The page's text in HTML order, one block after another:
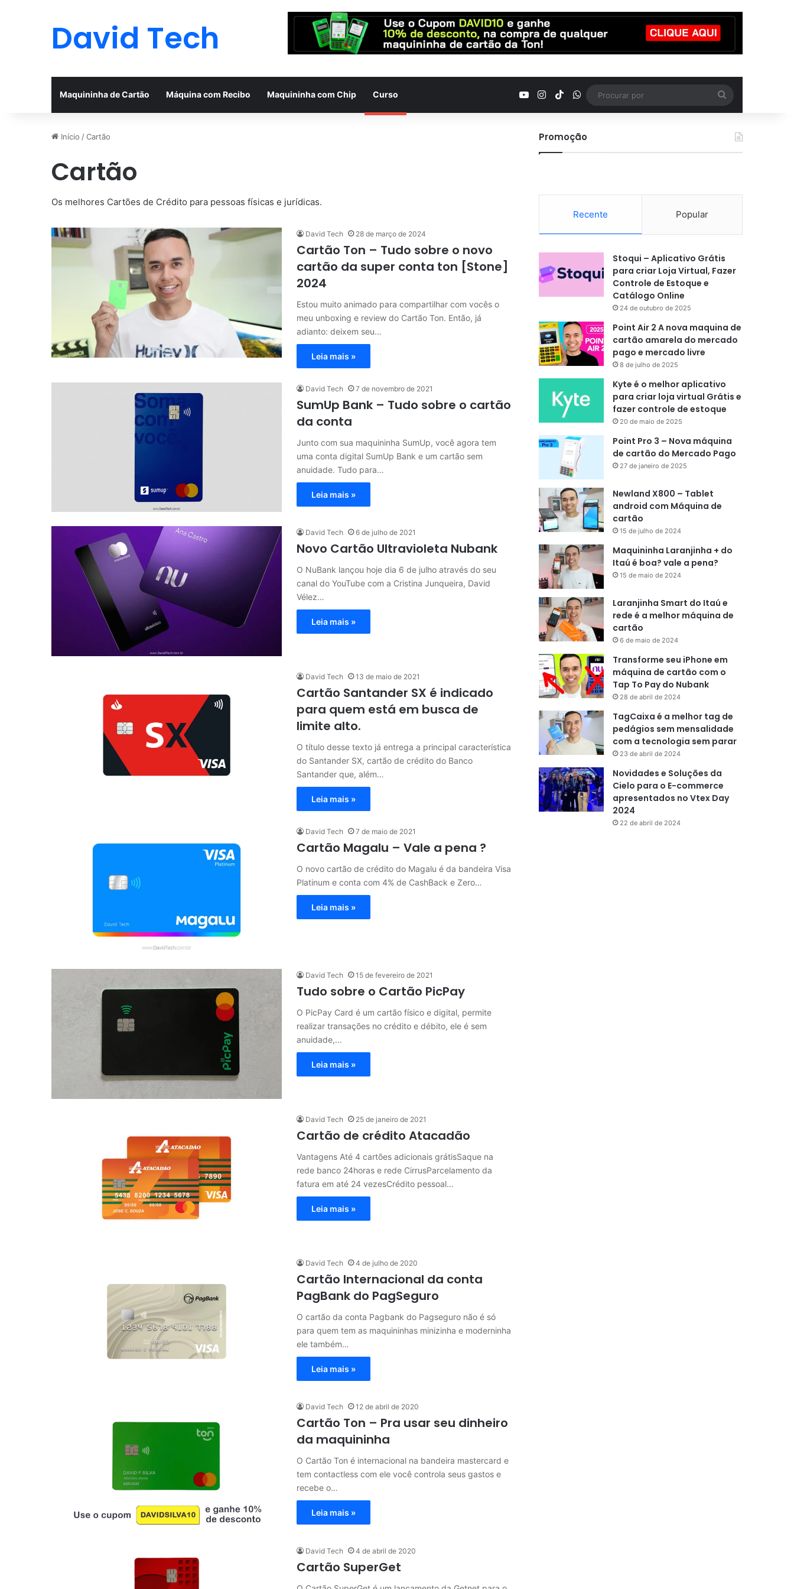
David Tech
Maquininha de Cartão Máquina com Recibo Maquininha com Chip Curso YouTubeInstagram
TikTokWhatsApp
por
Início /Cartão
Cartão
Os melhores Cartões de Crédito para pessoas físicas e jurídicas.
David Tech 28 de março de 2024
Cartão Ton – Tudo sobre o novo
cartão da super conta ton [Stone]
2024
Estou muito animado para compartilhar com vocês o
meu unboxing e review do Cartão Ton. Então, já
adianto: deixem seu…
Leia mais »
David Tech 7 de novembro de 2021
SumUp Bank – Tudo sobre o cartão
da conta
Junto com sua maquininha SumUp, você agora tem
uma conta digital SumUp Bank e um cartão sem
anuidade. Tudo para…
Leia mais »
David Tech 6 de julho de 2021
Novo Cartão Ultravioleta Nubank
O NuBank lançou hoje dia 6 de julho através do seu
canal do YouTube com a Cristina Junqueira, David
Vélez…
Leia mais »
David Tech 13 de maio de 2021
Cartão Santander SX é indicado
para quem está em busca de
limite alto.
O título desse texto já entrega a principal característica
do Santander SX, cartão de crédito do Banco
Santander que, além…
Leia mais »
David Tech 7 de maio de 2021
Cartão Magalu – Vale a pena ?
O novo cartão de crédito do Magalu é da bandeira Visa
Platinum e conta com 4% de CashBack e Zero…
Leia mais »
David Tech 15 de fevereiro de 2021
Tudo sobre o Cartão PicPay
O PicPay Card é um cartão físico e digital, permite
realizar transações no crédito e débito, ele é sem
anuidade,…
Leia mais »
David Tech 25 de janeiro de 2021
Cartão de crédito Atacadão
Vantagens Até 4 cartões adicionais grátisSaque na
rede banco 24horas e rede CirrusParcelamento da
fatura em até 24 vezesCrédito pessoal…
Leia mais »
David Tech 4 de julho de 2020
Cartão Internacional da conta
PagBank do PagSeguro
O cartão da conta Pagbank do Pagseguro não é só
para quem tem as maquininhas minizinha e moderninha
ele também…
Leia mais »
David Tech 12 de abril de 2020
Cartão Ton – Pra usar seu dinheiro
da maquininha
O Cartão Ton é internacional na bandeira mastercard e
tem contactless com ele você controla seus gastos e
recebe o…
Leia mais »
David Tech 4 de abril de 2020
Cartão SuperGet
Promoção
Recente Popular
Stoqui – Aplicativo Grátis
para criar Loja Virtual, Fazer
Controle de Estoque e
Catálogo Online
24 de outubro de 2025
Point Air 2 A nova maquina de
cartão amarela do mercado
pago e mercado livre
8 de julho de 2025
Kyte é o melhor aplicativo
para criar loja virtual Grátis e
fazer controle de estoque
20 de maio de 2025
Point Pro 3 – Nova máquina
de cartão do Mercado Pago
27 de janeiro de 2025
Newland X800 – Tablet
android com Máquina de
cartão
15 de julho de 2024
Maquininha Laranjinha + do
Itaú é boa? vale a pena?
15 de maio de 2024
Laranjinha Smart do Itaú e
rede é a melhor máquina de
cartão
6 de maio de 2024
Transforme seu iPhone em
máquina de cartão com o
Tap To Pay do Nubank
28 de abril de 2024
TagCaixa é a melhor tag de
pedágios sem mensalidade
com a tecnologia sem parar
23 de abril de 2024
Novidades e Soluções da
Cielo para o E-commerce
apresentados no Vtex Day
2024
22 de abril de 2024